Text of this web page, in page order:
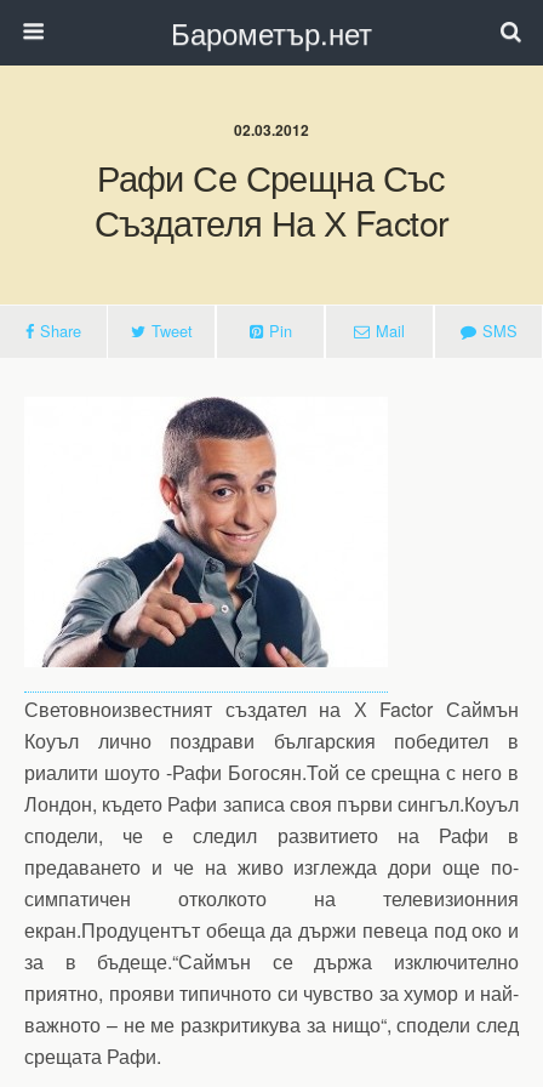
Барометър.нет
02.03.2012
Рафи Се Срещна Със
Създателя На Х Factor
Share Tweet Pin Mail SMS
Световноизвестният създател на Х Factor Саймън
Коуъл лично поздрави българския победител в
риалити шоуто -Рафи Богосян.Той се срещна с него в
Лондон, където Рафи записа своя първи сингъл.Коуъл
сподели, че е следил развитието на Рафи в
предаването и че на живо изглежда дори още по-
симпатичен отколкото на телевизионния
екран.Продуцентът обеща да държи певеца под око и
за в бъдеще.“Саймън се държа изключително
приятно, прояви типичното си чувство за хумор и най-
важното – не ме разкритикува за нищо“, сподели след
срещата Рафи.